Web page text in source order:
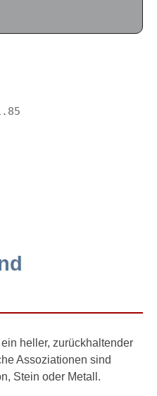
heller, zurückhaltender
Assoziationen sind
Stein oder Metall.